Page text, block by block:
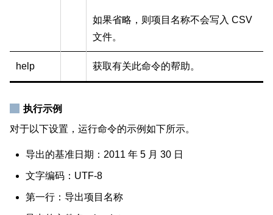
如果省略，则项目名称不会写入 CSV
文件。
help 获取有关此命令的帮助。
执行示例
对于以下设置，运行命令的示例如下所示。
导出的基准日期：2011 年 5 月 30 日
文字编码：UTF-8
第一行：导出项目名称